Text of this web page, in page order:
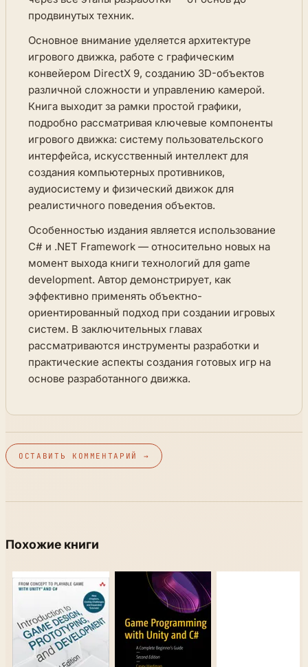
продвинутых техник.
Основное внимание уделяется архитектуре
игрового движка, работе с графическим
конвейером DirectX 9, созданию 3D-объектов
различной сложности и управлению камерой.
Книга выходит за рамки простой графики,
подробно рассматривая ключевые компоненты
игрового движка: систему пользовательского
интерфейса, искусственный интеллект для
создания компьютерных противников,
аудиосистему и физический движок для
реалистичного поведения объектов.
Особенностью издания является использование
C# и .NET Framework — относительно новых на
момент выхода книги технологий для game
development. Автор демонстрирует, как
эффективно применять объектно-
ориентированный подход при создании игровых
систем. В заключительных главах
рассматриваются инструменты разработки и
практические аспекты создания готовых игр на
основе разработанного движка.
ОСТАВИТЬ КОММЕНТАРИЙ →
Похожие книги